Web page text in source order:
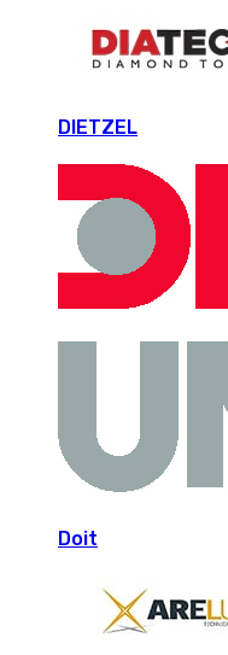
DIETZEL
Doit